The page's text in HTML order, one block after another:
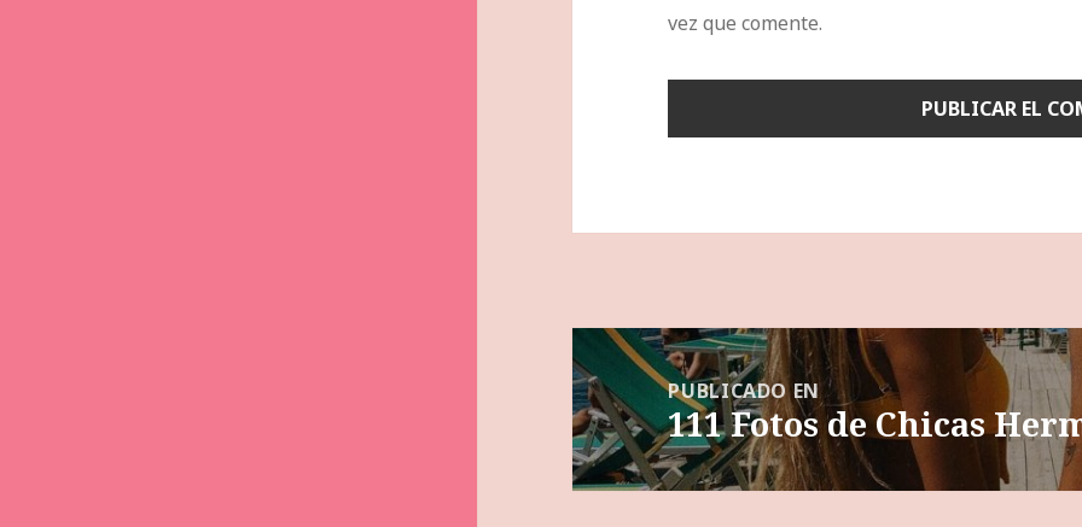
vez que comente.
Navegación
de
entradas
PUBLICADO EN
111 Fotos de Chicas